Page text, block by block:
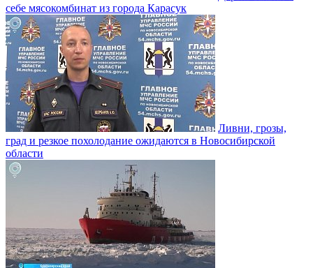
себе мясокомбинат из города Карасук
Ливни, грозы,
град и резкое похолодание ожидаются в Новосибирской
области